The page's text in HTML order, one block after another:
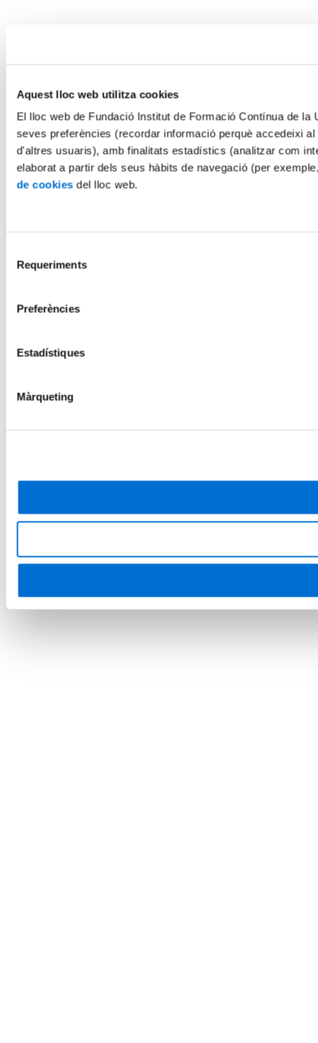
Aquest lloc web utilitza cookies
El lloc web de Fundació Institut de Formació Contínua de
seves preferències (recordar informació perquè accedeixi
d'altres usuaris), amb finalitats estadístics (analitzar com
elaborat a partir dels seus hàbits de navegació (per
de cookies del lloc web.
Requeriments
Preferències
Estadístiques
Màrqueting